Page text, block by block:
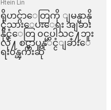
Htein Lin
ရိုဟင္ဂ်ာေတြကို ျမန္မာနို
င္ငံသားေပးေရး အျခား
နိုင္ငံေတြ ၀င္မပါသင္႔ဘူး
လို႔ စင္ကာပူနုိင္ငံျခားေ
ရး၀န္ၾကီးဆို